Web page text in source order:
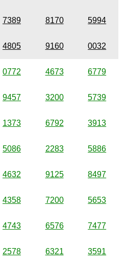
7389 8170 5994
4805 9160 0032
0772 4673 6779
9457 3200 5739
1373 6792 3913
5086 2283 5886
4632 9125 8497
4358 7200 5653
4743 6576 7477
2578 6321 3591